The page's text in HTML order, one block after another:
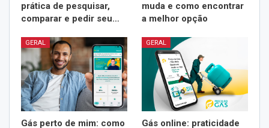
prática de pesquisar,
comparar e pedir seu…
muda e como encontrar
a melhor opção
GERAL
Gás perto de mim: como
GERAL
Gás online: praticidade